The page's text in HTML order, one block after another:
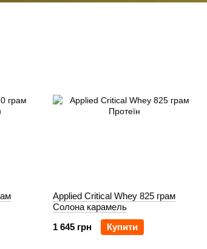
Applied Critical Whey 825 грам
Солона карамель
1 645 грн
Купити